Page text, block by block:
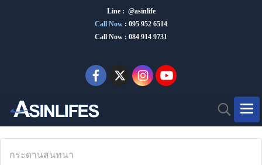
Line : @asinlife
Call Now : 095 952 6514
Call Now : 084 914 9731
กระดานสนทนา